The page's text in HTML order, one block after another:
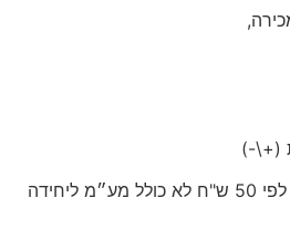
נמכר כסטוק במחיר חיסול לפי 50 ש"ח לא כולל מע״מ ליחידה